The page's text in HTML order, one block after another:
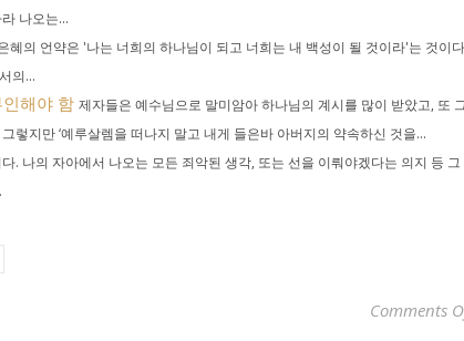
나오는...
혜의 언약은 '나는 너희의 하나님이 되고 너희는 내 백성이 될 것이라'는 것이
의...
해야 함 제자들은 예수님으로 말미암아 하나님의 계시를 많이 받았고, 또
렇지만 ‘예루살렘을 떠나지 말고 내게 들은바 아버지의 약속하신 것을...
. 나의 자아에서 나오는 모든 죄악된 생각, 또는 선을 이뤄야겠다는 의지 등 그
Comments